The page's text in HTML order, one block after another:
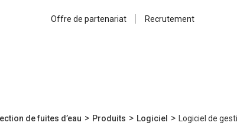
Offre de partenariat Recrutement
de fuites d’eau > Produits > Logiciel > Logiciel de